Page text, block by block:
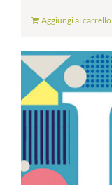
Aggiungi al carrello